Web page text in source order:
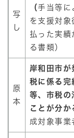
写
し
（ 手当等に
を支援対象
払った実績
る書類）
原
本
岸和田市が
税に係る完
等、市税の
ことが分か
成対象事業